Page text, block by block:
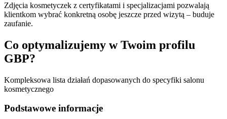
Zdjęcia kosmetyczek z certyfikatami i specjalizacjami pozwalają
klientkom wybrać konkretną osobę jeszcze przed wizytą – buduje
zaufanie.
Co optymalizujemy w Twoim profilu
GBP?
Kompleksowa lista działań dopasowanych do specyfiki salonu
kosmetycznego
Podstawowe informacje